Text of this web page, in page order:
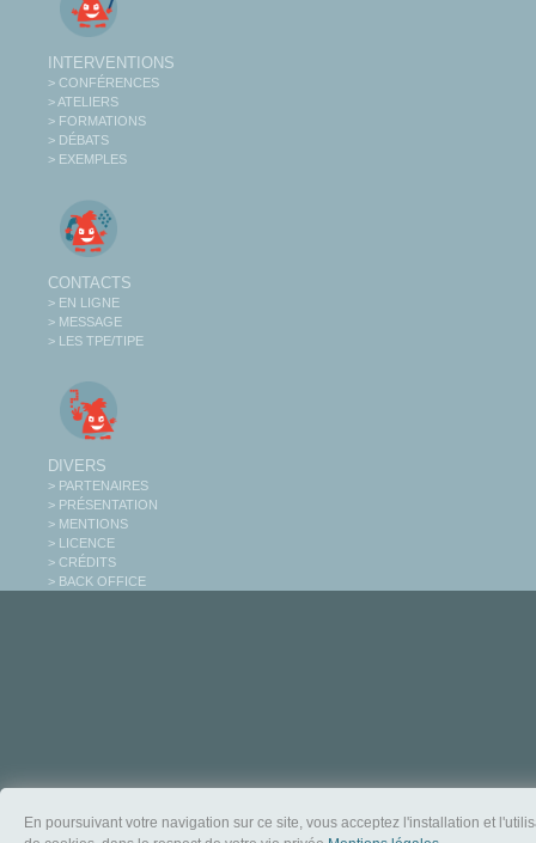
INTERVENTIONS
> CONFÉRENCES
> ATELIERS
> FORMATIONS
> DÉBATS
> EXEMPLES
CONTACTS
> EN LIGNE
> MESSAGE
> LES TPE/TIPE
DIVERS
> PARTENAIRES
> PRÉSENTATION
> MENTIONS
> LICENCE
> CRÉDITS
> BACK OFFICE
En poursuivant votre navigation sur ce site, vous acceptez l'installation et